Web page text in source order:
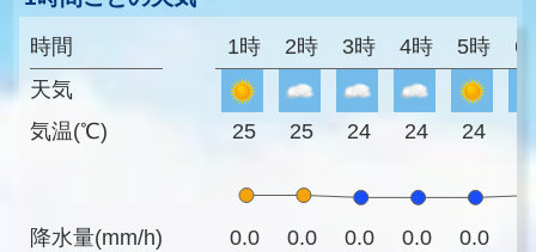
時間
天気
気温(℃)
降水量(mm/h)
1時 2時 3時 4時 5時 6
25 25 24 24 24
0.0 0.0 0.0 0.0 0.0